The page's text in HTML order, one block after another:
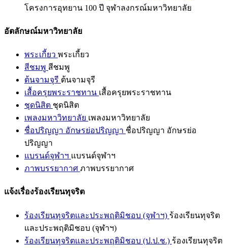
โครงการอุทยาน 100 ปี จุฬาลงกรณ์มหาวิทยาลัย
อัตลักษณ์มหาวิทยาลัย
พระเกี้ยว พระเกี้ยว
สีชมพู สีชมพู
ต้นจามจุรี ต้นจามจุรี
เสื้อครุยพระราชทาน เสื้อครุยพระราชทาน
ชุดนิสิต ชุดนิสิต
เพลงมหาวิทยาลัย เพลงมหาวิทยาลัย
ชื่อปริญญา อักษรย่อปริญญา ชื่อปริญญา อักษรย่อ
ปริญญา
แบรนด์จุฬาฯ แบรนด์จุฬาฯ
ภาพบรรยากาศ ภาพบรรยากาศ
แจ้งเรื่องร้องเรียนทุจริต
ร้องเรียนทุจริตและประพฤติมิชอบ (จุฬาฯ) ร้องเรียนทุจริต
และประพฤติมิชอบ (จุฬาฯ)
ร้องเรียนทุจริตและประพฤติมิชอบ (ป.ป.ช.) ร้องเรียนทุจริต